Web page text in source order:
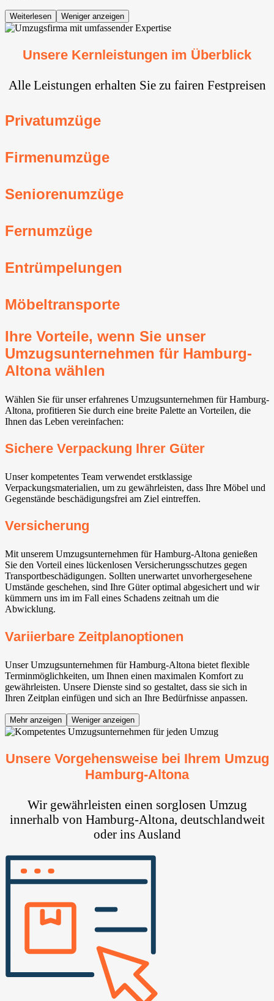
Weiterlesen Weniger anzeigen
Unsere Kernleistungen im Überblick
Alle Leistungen erhalten Sie zu fairen Festpreisen
Privatumzüge
Firmenumzüge
Seniorenumzüge
Fernumzüge
Entrümpelungen
Möbeltransporte
Ihre Vorteile, wenn Sie unser
Umzugsunternehmen für Hamburg-
Altona wählen
Wählen Sie für unser erfahrenes Umzugsunternehmen für Hamburg-
Altona, profitieren Sie durch eine breite Palette an Vorteilen, die
Ihnen das Leben vereinfachen:
Sichere Verpackung Ihrer Güter
Unser kompetentes Team verwendet erstklassige
Verpackungsmaterialien, um zu gewährleisten, dass Ihre Möbel und
Gegenstände beschädigungsfrei am Ziel eintreffen.
Versicherung
Mit unserem Umzugsunternehmen für Hamburg-Altona genießen
Sie den Vorteil eines lückenlosen Versicherungsschutzes gegen
Transportbeschädigungen. Sollten unerwartet unvorhergesehene
Umstände geschehen, sind Ihre Güter optimal abgesichert und wir
kümmern uns im im Fall eines Schadens zeitnah um die
Abwicklung.
Variierbare Zeitplanoptionen
Unser Umzugsunternehmen für Hamburg-Altona bietet flexible
Terminmöglichkeiten, um Ihnen einen maximalen Komfort zu
gewährleisten. Unsere Dienste sind so gestaltet, dass sie sich in
Ihren Zeitplan einfügen und sich an Ihre Bedürfnisse anpassen.
Mehr anzeigen Weniger anzeigen
Unsere Vorgehensweise bei Ihrem Umzug
Hamburg-Altona
Wir gewährleisten einen sorglosen Umzug
innerhalb von Hamburg-Altona, deutschlandweit
oder ins Ausland